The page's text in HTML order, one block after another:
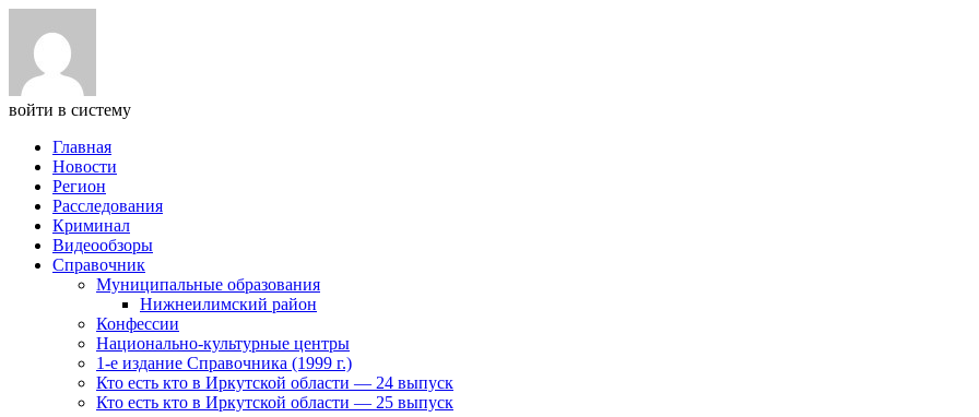
войти в систему
Главная
Новости
Регион
Расследования
Криминал
Видеообзоры
Справочник
Муниципальные образования
Нижнеилимский район
Конфессии
Национально-культурные центры
1-е издание Справочника (1999 г.)
Кто есть кто в Иркутской области — 24 выпуск
Кто есть кто в Иркутской области — 25 выпуск